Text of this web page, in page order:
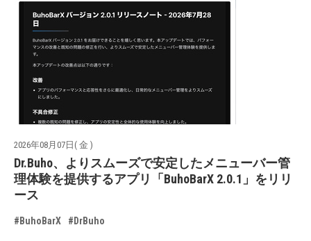
2026年08月07日( 金 )
Dr.Buho、よりスムーズで安定したメニューバー管
理体験を提供するアプリ「BuhoBarX 2.0.1」をリリ
ース
#BuhoBarX #DrBuho